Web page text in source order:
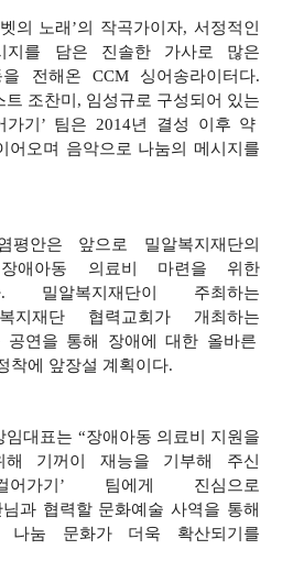
의 노래’의 작곡가이자,서정적인
지를 담은 진솔한 가사로 많은
전해온 CCM 싱어송라이터다.
트 조찬미, 임성규로 구성되어 있는
가기’ 팀은 2014년 결성 이후 약
어오며 음악으로 나눔의 메시지를
안은 앞으로 밀알복지재단의
장애아동 의료비 마련을 위한
. 밀알복지재단이 주최하는
지재단 협력교회가 개최하는
공연을 통해 장애에 대한 올바른
착에 앞장설 계획이다.
임대표는 “장애아동 의료비 지원을
기꺼이 재능을 기부해 주신
어가기 ’ 팀에게 진심으로
님과 협력할 문화예술 사역을 통해
나눔 문화가 더욱 확산되기를